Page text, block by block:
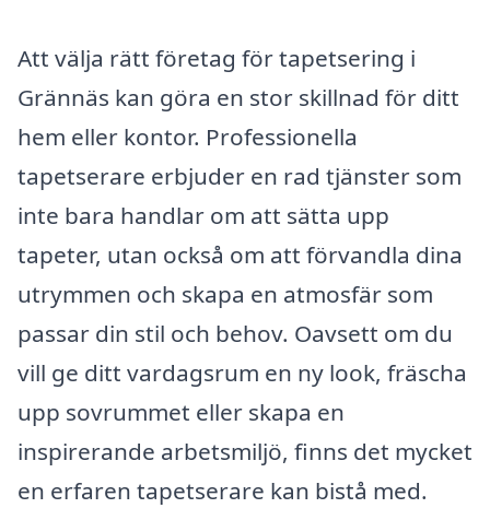
Att välja rätt företag för tapetsering i
Grännäs kan göra en stor skillnad för ditt
hem eller kontor. Professionella
tapetserare erbjuder en rad tjänster som
inte bara handlar om att sätta upp
tapeter, utan också om att förvandla dina
utrymmen och skapa en atmosfär som
passar din stil och behov. Oavsett om du
vill ge ditt vardagsrum en ny look, fräscha
upp sovrummet eller skapa en
inspirerande arbetsmiljö, finns det mycket
en erfaren tapetserare kan bistå med.